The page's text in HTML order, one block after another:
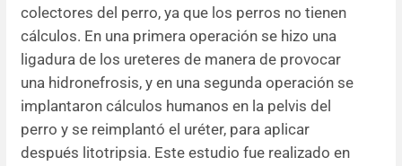
colectores del perro, ya que los perros no tienen
cálculos. En una primera operación se hizo una
ligadura de los ureteres de manera de provocar
una hidronefrosis, y en una segunda operación se
implantaron cálculos humanos en la pelvis del
perro y se reimplantó el uréter, para aplicar
después litotripsia. Este estudio fue realizado en